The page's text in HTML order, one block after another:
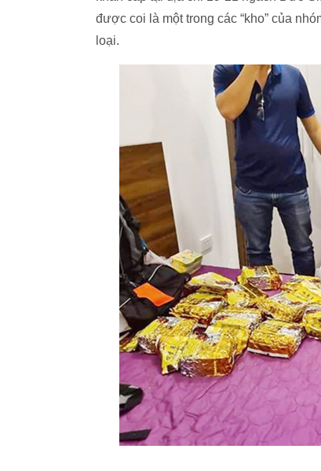
được coi là một trong các “kho” của
loại.